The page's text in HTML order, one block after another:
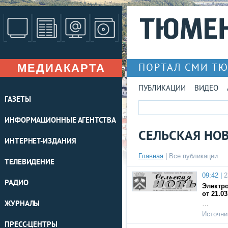
МЕДИАКАРТА
ГАЗЕТЫ
ИНФОРМАЦИОННЫЕ АГЕНТСТВА
ИНТЕРНЕТ-ИЗДАНИЯ
ТЕЛЕВИДЕНИЕ
РАДИО
ЖУРНАЛЫ
ПРЕСС-ЦЕНТРЫ
ПОРТАЛ СМИ
ПУБЛИКАЦИИ ВИДЕО
СЕЛЬСКАЯ
Главная Все публикации
09:42 |
от
…